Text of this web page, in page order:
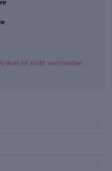
ist nicht vorhanden.